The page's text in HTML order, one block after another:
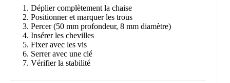
Déplier complètement la chaise
Positionner et marquer les trous
Percer (50 mm profondeur, 8 mm diamètre)
Insérer les chevilles
Fixer avec les vis
Serrer avec une clé
Vérifier la stabilité